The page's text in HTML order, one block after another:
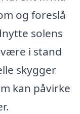
og foreslå
solens
i stand
skygger
kan påvirke